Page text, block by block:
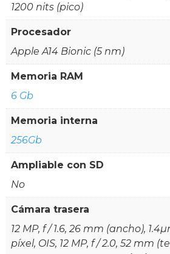
1200 nits (pico)
Procesador
Apple A14 Bionic (5 nm)
Memoria RAM
6 Gb
Memoria interna
256Gb
Ampliable con SD
No
Cámara trasera
12 MP, f / 1.6, 26 mm (ancho),
píxel, OIS, 12 MP, f / 2.0, 52 mm